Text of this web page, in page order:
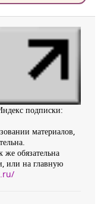
подписки:
материалов,
обязательна
или на главную